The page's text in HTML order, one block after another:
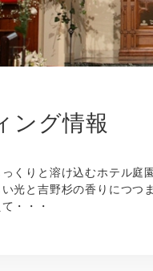
ング情報
くりと溶け込むホテル庭
光と吉野杉の香りにつつ
・・・